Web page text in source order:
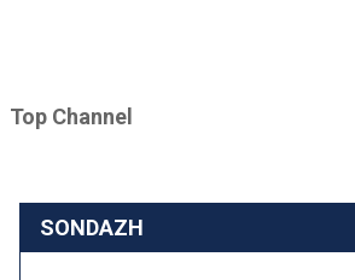
Top Channel
SONDAZH